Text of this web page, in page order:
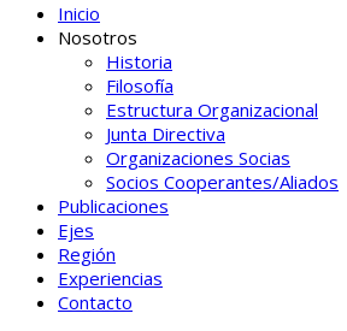
Inicio
Nosotros
Historia
Filosofía
Estructura Organizacional
Junta Directiva
Organizaciones Socias
Socios Cooperantes/Aliados
Publicaciones
Ejes
Región
Experiencias
Contacto